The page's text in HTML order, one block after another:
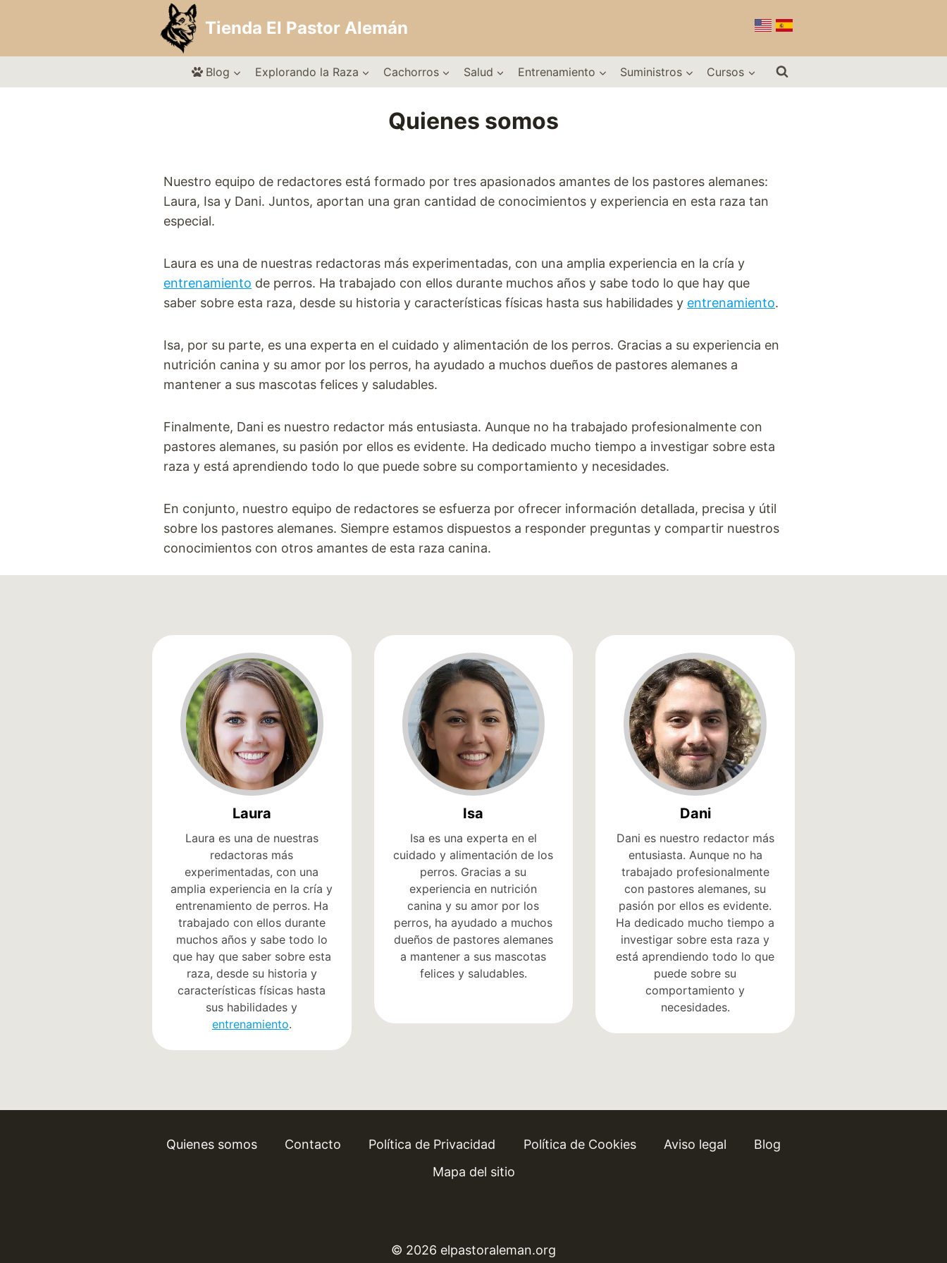
Tienda El Pastor Alemán
Blog Explorando la Raza Cachorros Salud Entrenamiento Suministros Cursos
Quienes somos
Nuestro equipo de redactores está formado por tres apasionados amantes de los pastores alemanes:
Laura, Isa y Dani. Juntos, aportan una gran cantidad de conocimientos y experiencia en esta raza tan
especial.
Laura es una de nuestras redactoras más experimentadas, con una amplia experiencia en la cría y
entrenamiento de perros. Ha trabajado con ellos durante muchos años y sabe todo lo que hay que
saber sobre esta raza, desde su historia y características físicas hasta sus habilidades y entrenamiento.
Isa, por su parte, es una experta en el cuidado y alimentación de los perros. Gracias a su experiencia en
nutrición canina y su amor por los perros, ha ayudado a muchos dueños de pastores alemanes a
mantener a sus mascotas felices y saludables.
Finalmente, Dani es nuestro redactor más entusiasta. Aunque no ha trabajado profesionalmente con
pastores alemanes, su pasión por ellos es evidente. Ha dedicado mucho tiempo a investigar sobre esta
raza y está aprendiendo todo lo que puede sobre su comportamiento y necesidades.
En conjunto, nuestro equipo de redactores se esfuerza por ofrecer información detallada, precisa y útil
sobre los pastores alemanes. Siempre estamos dispuestos a responder preguntas y compartir nuestros
conocimientos con otros amantes de esta raza canina.
Laura
Laura es una de nuestras
redactoras más
experimentadas, con una
amplia experiencia en la cría y
entrenamiento de perros. Ha
trabajado con ellos durante
muchos años y sabe todo lo
que hay que saber sobre esta
raza, desde su historia y
características físicas hasta
sus habilidades y
entrenamiento.
Isa
Isa es una experta en el
cuidado y alimentación de los
perros. Gracias a su
experiencia en nutrición
canina y su amor por los
perros, ha ayudado a muchos
dueños de pastores alemanes
a mantener a sus mascotas
felices y saludables.
Dani
Dani es nuestro redactor más
entusiasta. Aunque no ha
trabajado profesionalmente
con pastores alemanes, su
pasión por ellos es evidente.
Ha dedicado mucho tiempo a
investigar sobre esta raza y
está aprendiendo todo lo que
puede sobre su
comportamiento y
necesidades.
Quienes somos Contacto Política de Privacidad Política de Cookies Aviso legal
Blog
Mapa del sitio
© 2026 elpastoraleman.org